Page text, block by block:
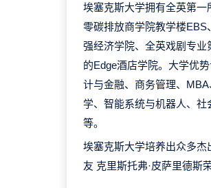
埃塞克斯大学拥有全英第
零碳排放商学院教学楼
强经济学院、全英戏剧专
的Edge酒店学院。大学优
计与金融、商务管理、
学、智能系统与机器人、
等。
埃塞克斯大学培养出众多
友 克里斯托弗·皮萨里德斯